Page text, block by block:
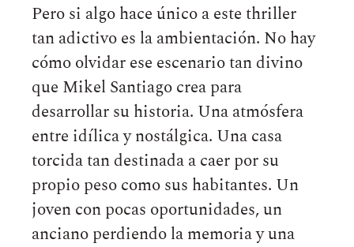
Pero si algo hace único a este thriller
tan adictivo es la ambientación. No hay
cómo olvidar ese escenario tan divino
que Mikel Santiago crea para
desarrollar su historia. Una atmósfera
entre idílica y nostálgica. Una casa
torcida tan destinada a caer por su
propio peso como sus habitantes. Un
joven con pocas oportunidades, un
anciano perdiendo la memoria y una